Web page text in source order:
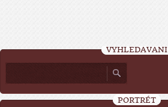
VYHLEDÁVÁNÍ
PORTRÉT